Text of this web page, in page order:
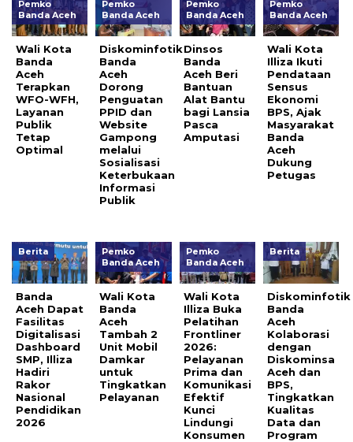
Pemko
Banda Aceh
Wali Kota
Banda
Aceh
Terapkan
WFO-WFH,
Layanan
Publik
Tetap
Optimal
Pemko
Banda Aceh
Diskominfotik
Banda
Aceh
Dorong
Penguatan
PPID dan
Website
Gampong
melalui
Sosialisasi
Keterbukaan
Informasi
Publik
Pemko
Banda Aceh
Dinsos
Banda
Aceh Beri
Bantuan
Alat Bantu
bagi Lansia
Pasca
Amputasi
Pemko
Banda Aceh
Wali Kota
Illiza Ikuti
Pendataan
Sensus
Ekonomi
BPS, Ajak
Masyarakat
Banda
Aceh
Dukung
Petugas
Berita
Banda
Aceh Dapat
Fasilitas
Digitalisasi
Dashboard
SMP, Illiza
Hadiri
Rakor
Nasional
Pendidikan
2026
Pemko
Banda Aceh
Wali Kota
Banda
Aceh
Tambah 2
Unit Mobil
Damkar
untuk
Tingkatkan
Pelayanan
Pemko
Banda Aceh
Wali Kota
Illiza Buka
Pelatihan
Frontliner
2026:
Pelayanan
Prima dan
Komunikasi
Efektif
Kunci
Lindungi
Konsumen
Berita
Diskominfotik
Banda
Aceh
Kolaborasi
dengan
Diskominsa
Aceh dan
BPS,
Tingkatkan
Kualitas
Data dan
Program